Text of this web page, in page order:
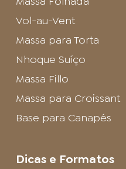
Vol-au-Vent
Massa para Torta
Nhoque Suíço
Massa Fillo
Massa para Croissant
Base para Canapés
Dicas e Formatos